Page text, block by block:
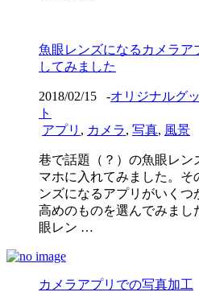
魚眼レンズになるカメラ
してみました
2018/02/15 -オリジナルグ
ト
アプリ , カメラ, 写真, 風景
巷で話題（？）の魚眼レン
マホに入れてみました。そ
ンズになるアプリがいく
高めのものを選んでみまし
眼レン …
カメラアプリでの写真加工